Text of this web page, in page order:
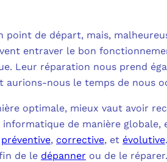
de départ, mais,
entraver le bon
Leur réparation nous prend
nous le temps de nous
optimale, mieux vaut avoir
de manière
préventive, corrective, et évolutive
de le dépanner ou de le réparer.